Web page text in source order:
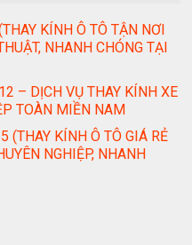
KÍNH Ô TÔ TẬN NƠI
NHANH CHÓNG TẠI
– DỊCH VỤ THAY KÍNH XE
TOÀN MIỀN NAM
(THAY KÍNH Ô TÔ GIÁ RẺ
NGHIỆP, NHANH